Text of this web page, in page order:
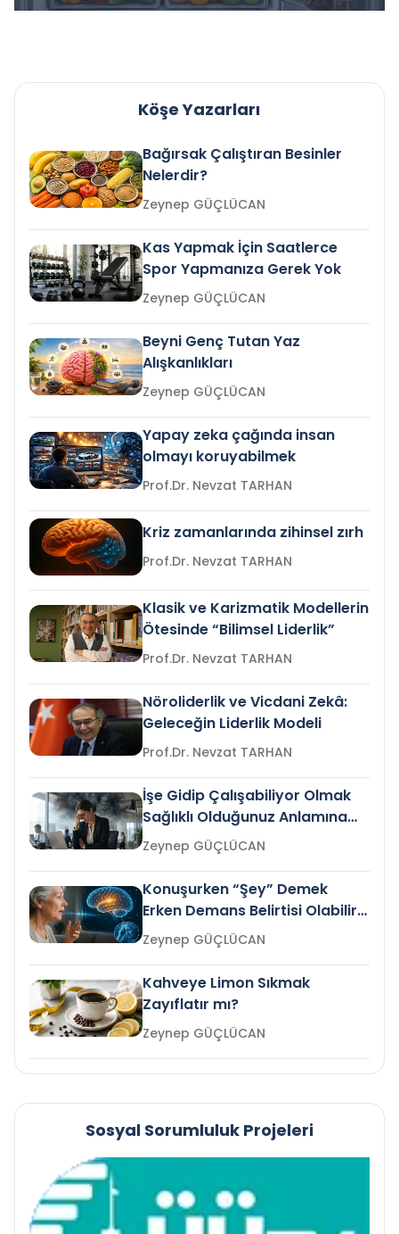
Köşe Yazarları
Bağırsak Çalıştıran Besinler
Nelerdir?
Zeynep GÜÇLÜCAN
Kas Yapmak İçin Saatlerce
Spor Yapmanıza Gerek Yok
Zeynep GÜÇLÜCAN
Beyni Genç Tutan Yaz
Alışkanlıkları
Zeynep GÜÇLÜCAN
Yapay zeka çağında insan
olmayı koruyabilmek
Prof.Dr. Nevzat TARHAN
Kriz zamanlarında zihinsel zırh
Prof.Dr. Nevzat TARHAN
Klasik ve Karizmatik Modellerin
Ötesinde “Bilimsel Liderlik”
Prof.Dr. Nevzat TARHAN
Nöroliderlik ve Vicdani Zekâ:
Geleceğin Liderlik Modeli
Prof.Dr. Nevzat TARHAN
İşe Gidip Çalışabiliyor Olmak
Sağlıklı Olduğunuz Anlamına
Gelir mi?Zeynep GÜÇLÜCAN
Konuşurken “Şey” Demek
Erken Demans Belirtisi Olabilir
mi?
Zeynep GÜÇLÜCAN
Kahveye Limon Sıkmak
Zayıflatır mı?
Zeynep GÜÇLÜCAN
Sosyal Sorumluluk Projeleri